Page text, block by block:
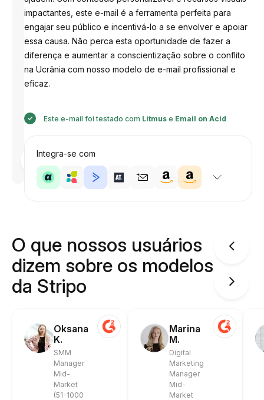
Desenhado
por
Anastasiia
impactantes, este e-mail é a ferramenta perfeita para
engajar seu público e incentivá-lo a se envolver e apoiar
essa causa. Não perca esta oportunidade de fazer a
diferença e aumentar a conscientização sobre o conflito
na Ucrânia com nosso modelo de e-mail profissional e
eficaz.
Este e-mail foi testado com Litmus e Email on Acid
Integra-se com
O que nossos usuários
dizem sobre os modelos
da Stripo
Oksana
K.
SMM
Manager
Mid-
Market
(51-1000
Marina
M.
Digital
Marketing
Manager
Mid-
Market